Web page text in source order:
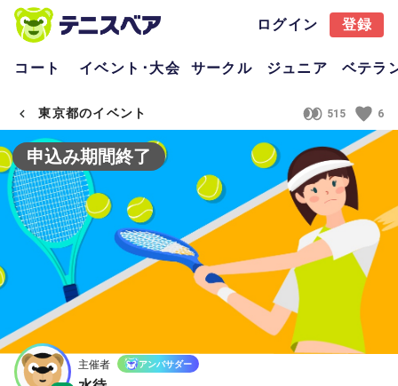
ログイン 登録
コート イベント･大会 サークル ジュニア ベテラ
東京都のイベント 515 6
申込み期間終了
主催者 アンバサダー